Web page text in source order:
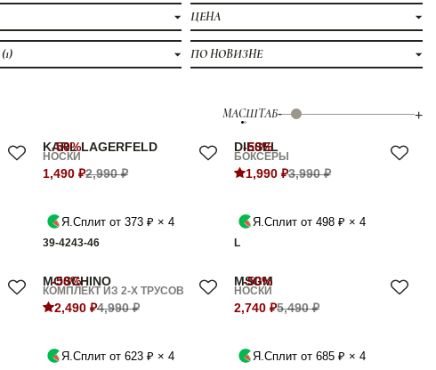
ЦЕНА
(1) ПО НОВИЗНЕ
МАСШТАБ- +
-50%
KARL LAGERFELD
НОСКИ
1,490 ₽2,990 ₽
Я.Сплит от 373 ₽ × 4
39-4243-46
-50%
DIESEL
БОКСЕРЫ
1,990 ₽3,990 ₽
Я.Сплит от 498 ₽ × 4
L
-50%
MOSCHINO
КОМПЛЕКТ ИЗ 2-Х ТРУСОВ
2,490 ₽4,990 ₽
Я.Сплит от 623 ₽ × 4
-50%
MSGM
НОСКИ
2,740 ₽5,490 ₽
Я.Сплит от 685 ₽ × 4